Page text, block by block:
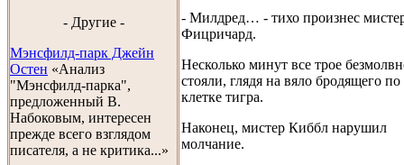
- Другие -
Мэнсфилд-парк Джейн
Остен «Анализ
"Мэнсфилд-парка",
предложенный В.
Набоковым, интересен
прежде всего взглядом
писателя, а не критика...»
- Милдред… - тихо произнес
Фицричард.
Несколько минут все трое
стояли, глядя на вяло бродящего по
клетке тигра.
Наконец, мистер Киббл нарушил
молчание.